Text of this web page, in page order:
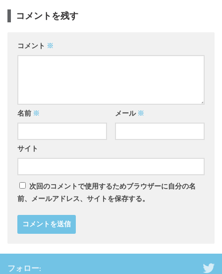
コメントを残す
コメント ※
名前 ※ メール ※
サイト
次回のコメントで使用するためブラウザーに自分の名
前、メールアドレス、サイトを保存する。
フォロー: